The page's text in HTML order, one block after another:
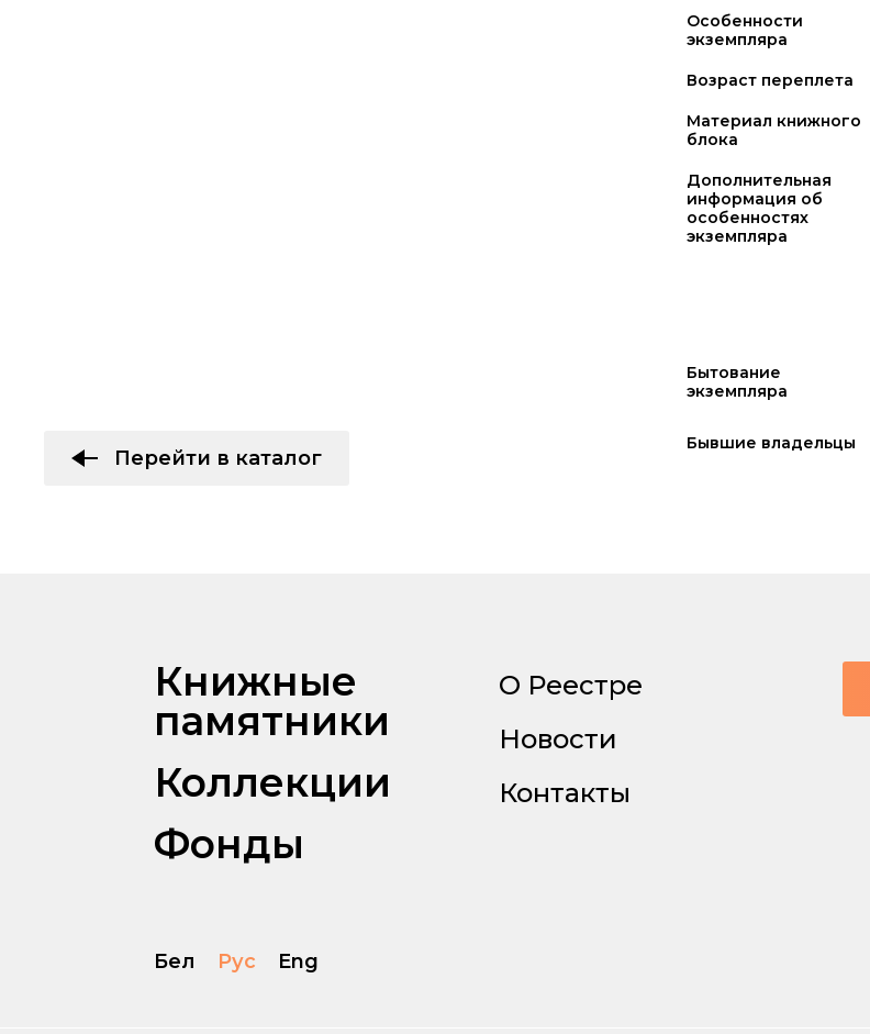
Перейти в каталог
Особенности
экземпляра
Возраст переплета
Материал книжного
блока
Дополнительная
информация об
особенностях
экземпляра
Бытование
экземпляра
Бывшие владельцы
Книжные
памятники
Коллекции
Фонды
Бел Рус Eng
О Реестре
Новости
Контакты